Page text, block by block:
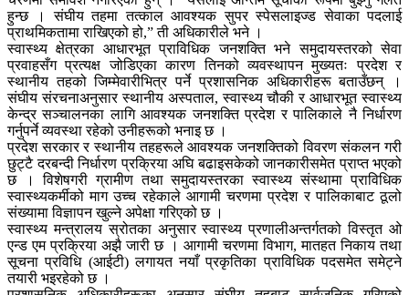
हुन्छ । संघीय तहमा तत्काल आवश्यक सुपर स्पेसलाइज्ड सेवाका पदलाई
प्राथमिकतामा राखिएको हो,” ती अधिकारीले भने ।
स्वास्थ्य क्षेत्रका आधारभूत प्राविधिक जनशक्ति भने समुदायस्तरको सेवा
प्रवाहसँग प्रत्यक्ष जोडिएका कारण तिनको व्यवस्थापन मुख्यतः प्रदेश र
स्थानीय तहको जिम्मेवारीभित्र पर्ने प्रशासनिक अधिकारीहरू बताउँछन् ।
संघीय संरचनाअनुसार स्थानीय अस्पताल, स्वास्थ्य चौकी र आधारभूत स्वास्थ्य
केन्द्र सञ्चालनका लागि आवश्यक जनशक्ति प्रदेश र पालिकाले नै निर्धारण
गर्नुपर्ने व्यवस्था रहेको उनीहरूको भनाइ छ ।
प्रदेश सरकार र स्थानीय तहहरूले आवश्यक जनशक्तिको विवरण संकलन गरी
छुट्टै दरबन्दी निर्धारण प्रक्रिया अघि बढाइसकेको जानकारीसमेत प्राप्त भएको
छ । विशेषगरी ग्रामीण तथा समुदायस्तरका स्वास्थ्य संस्थामा प्राविधिक
स्वास्थ्यकर्मीको माग उच्च रहेकाले आगामी चरणमा प्रदेश र पालिकाबाट ठूलो
संख्यामा विज्ञापन खुल्ने अपेक्षा गरिएको छ ।
स्वास्थ्य मन्त्रालय स्रोतका अनुसार स्वास्थ्य प्रणालीअन्तर्गतको विस्तृत ओ
एन्ड एम प्रक्रिया अझै जारी छ । आगामी चरणमा विभाग, मातहत निकाय तथा
सूचना प्रविधि (आईटी) लगायत नयाँ प्रकृतिका प्राविधिक पदसमेत समेट्ने
तयारी भइरहेको छ ।